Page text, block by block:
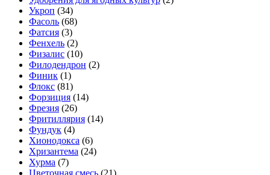
Укроп (34)
Фасоль (68)
Фатсия (3)
Фенхель (2)
Физалис (10)
Филодендрон (2)
Финик (1)
Флокс (81)
Форзиция (14)
Фрезия (26)
Фритиллярия (14)
Фундук (4)
Хионодокса (6)
Хризантема (24)
Хурма (7)